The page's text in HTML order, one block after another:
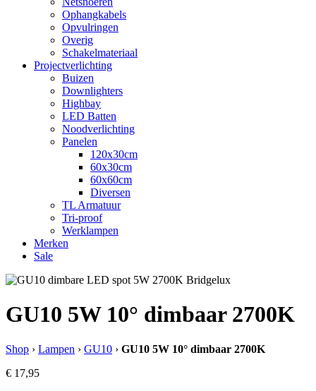
Ophangkabels
Opvulringen
Overig
Schakelmateriaal
Projectverlichting
Buizen
Downlighters
Highbay
LED Batten
Noodverlichting
Panelen
120x30cm
60x30cm
60x60cm
Diversen
TL Armatuur
Tri-proof
Werklampen
Merken
Sale
GU10 5W 10° dimbaar 2700K
Shop › Lampen › GU10 › GU10 5W 10° dimbaar 2700K
€ 17,95